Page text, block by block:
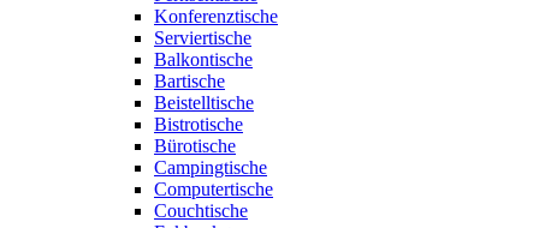
Konferenztische
Serviertische
Balkontische
Bartische
Beistelltische
Bistrotische
Bürotische
Campingtische
Computertische
Couchtische